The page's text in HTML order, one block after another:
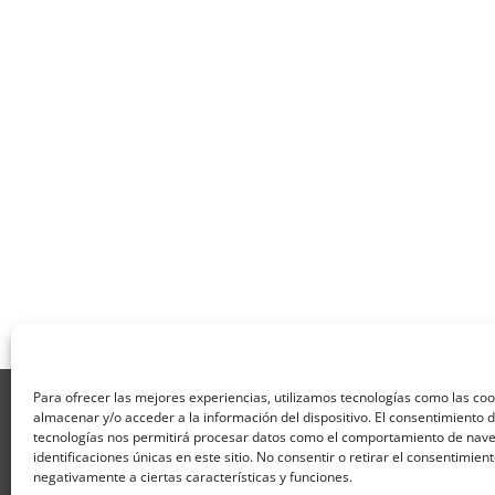
Para ofrecer las mejores experiencias, utilizamos tecnologías como las
almacenar y/o acceder a la información del dispositivo. El consentimiento
tecnologías nos permitirá procesar datos como el comportamiento de
identificaciones únicas en este sitio. No consentir o retirar el
negativamente a ciertas características y funciones.
Aviso Legal Política de Privacidad
Formulario de Datos necesarios para alta
Formulario de responsabilidad de APPCC
Encuesta
Contacto Centros